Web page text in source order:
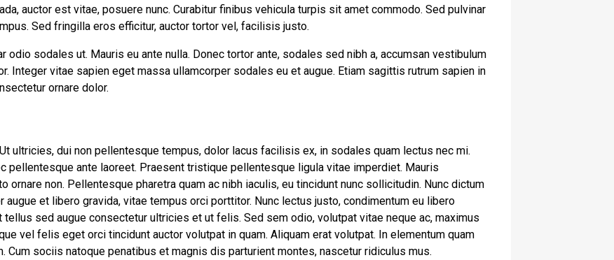
auctor est vitae, posuere nunc. Curabitur finibus vehicula turpis sit amet commodo. Sed pulvinar
Sed fringilla eros efficitur, auctor tortor vel, facilisis justo.
odio sodales ut. Mauris eu ante nulla. Donec tortor ante, sodales sed nibh a, accumsan vestibulum
Integer vitae sapien eget massa ullamcorper sodales eu et augue. Etiam sagittis rutrum sapien in
ornare dolor.
ultricies, dui non pellentesque tempus, dolor lacus facilisis ex, in sodales quam lectus nec mi.
pellentesque ante laoreet. Praesent tristique pellentesque ligula vitae imperdiet. Mauris
ornare non. Pellentesque pharetra quam ac nibh iaculis, eu tincidunt nunc sollicitudin. Nunc dictum
et libero gravida, vitae tempus orci porttitor. Nunc lectus justo, condimentum eu libero
sed augue consectetur ultricies et ut felis. Sed sem odio, volutpat vitae neque ac, maximus
vel felis eget orci tincidunt auctor volutpat in quam. Aliquam erat volutpat. In elementum quam
Cum sociis natoque penatibus et magnis dis parturient montes, nascetur ridiculus mus.